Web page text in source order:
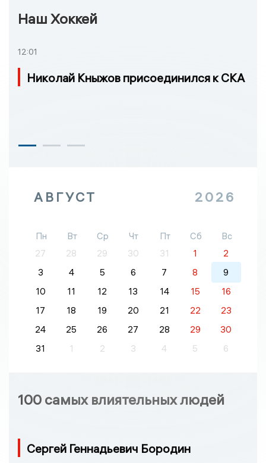
Наш Хоккей
12:01
Николай Кныжов присоединился к СКА
АВГУСТ 2026
Пн Вт Ср Чт Пт Сб
Вс
27
28 29 30 31 1
2
3
4 5 6 7 8
9
10
11 12 13 14 15
16
17
18 19 20 21 22
23
24
25 26 27 28 29
30
31
1 2 3 4 5 6
100 самых влиятельных людей
Сергей Геннадьевич Бородин